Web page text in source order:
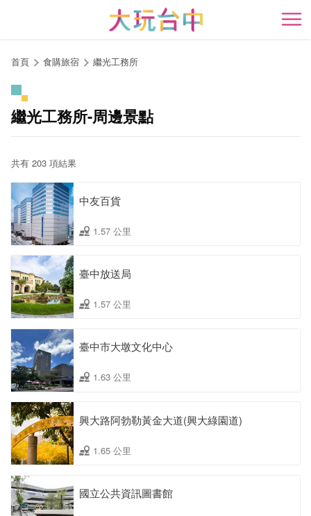
開
首頁 食購旅宿 繼光工務所
繼光工務所-周邊景點
共有 203 項結果
中友百貨
1.57 公里
臺中放送局
1.57 公里
臺中市大墩文化中心
1.63 公里
興大路阿勃勒黃金大道(興大綠園道)
1.65 公里
國立公共資訊圖書館